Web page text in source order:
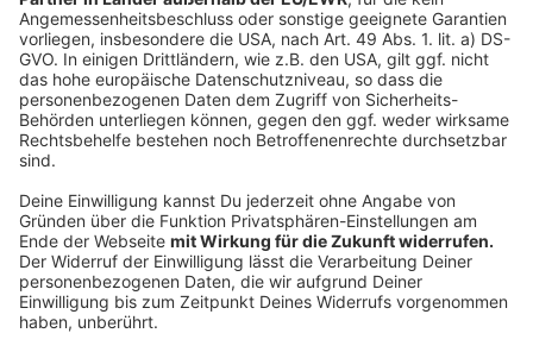
Wir verwenden einen Service eines
Drittanbieters, um Videoinhalte
einzubetten. Dieser Service kann
Daten zu Ihren Aktivitäten
sammeln. Bitte lesen Sie die
Video anzusehen.
Mehr Informationen
OneRepublic erfreut in der Sommerzeit mit einem
Longplayer seine Fans. Mit 15 Titeln ist das sechste
Studioalbum der erfolgreichen Band auf dem Markt.